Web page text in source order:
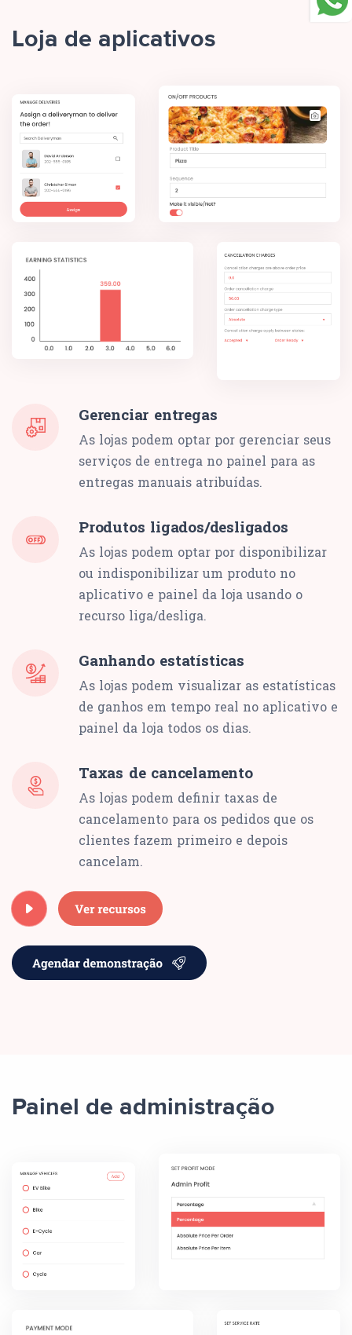
Loja de aplicativos
Gerenciar entregas
As lojas podem optar por gerenciar seus
serviços de entrega no painel para as
entregas manuais atribuídas.
Produtos ligados/desligados
As lojas podem optar por disponibilizar
ou indisponibilizar um produto no
aplicativo e painel da loja usando o
recurso liga/desliga.
Ganhando estatísticas
As lojas podem visualizar as estatísticas
de ganhos em tempo real no aplicativo e
painel da loja todos os dias.
Taxas de cancelamento
As lojas podem definir taxas de
cancelamento para os pedidos que os
clientes fazem primeiro e depois
cancelam.
Painel de administração